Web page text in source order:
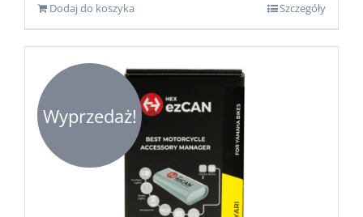
1,299.00zł.
Dodaj do koszyka Szczegóły
Wyprzedaż!